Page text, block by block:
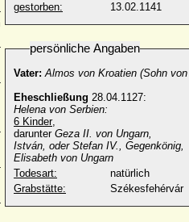
gestorben:
13.02.1141
persönliche Angaben
Vater: Almos von Kroatien (Sohn
Eheschließung 28.04.1127:
Helena von Serbien:
6 Kinder,
darunter Geza II. von Ungarn,
István, oder Stefan IV., Gegenkönig,
Elisabeth von Ungarn
Todesart:
natürlich
Grabstätte:
Székesfehérvár